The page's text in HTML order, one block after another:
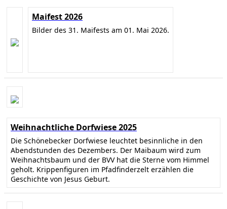
Maifest 2026
Bilder des 31. Maifests am 01. Mai 2026.
Weihnachtliche Dorfwiese 2025
Die Schönebecker Dorfwiese leuchtet besinnliche in den
Abendstunden des Dezembers. Der Maibaum wird zum
Weihnachtsbaum und der BVV hat die Sterne vom Himmel
geholt. Krippenfiguren im Pfadfinderzelt erzählen die
Geschichte von Jesus Geburt.